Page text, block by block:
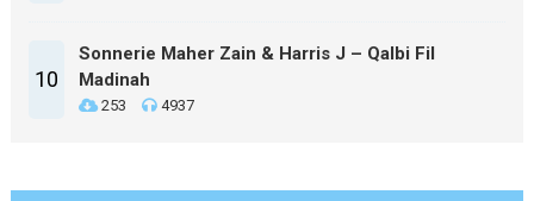
10
Sonnerie Maher Zain & Harris J – Qalbi Fil
Madinah
253 4937